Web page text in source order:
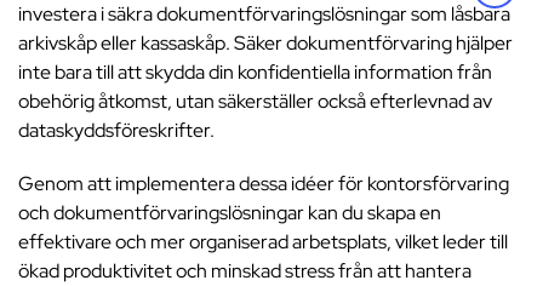
investera i säkra dokumentförvaringslösningar som låsbara
arkivskåp eller kassaskåp. Säker dokumentförvaring hjälper
inte bara till att skydda din konfidentiella information från
obehörig åtkomst, utan säkerställer också efterlevnad av
dataskyddsföreskrifter.
Genom att implementera dessa idéer för kontorsförvaring
och dokumentförvaringslösningar kan du skapa en
effektivare och mer organiserad arbetsplats, vilket leder till
ökad produktivitet och minskad stress från att hantera